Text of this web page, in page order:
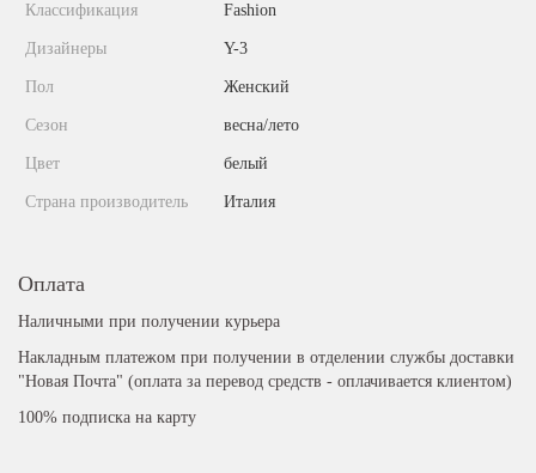
Классификация Fashion
Дизайнеры Y-3
Пол Женский
Сезон весна/лето
Цвет белый
Страна производитель Италия
Оплата
Наличными при получении курьера
Накладным платежом при получении в отделении службы доставки
"Новая Почта" (оплата за перевод средств - оплачивается клиентом)
100% подписка на карту